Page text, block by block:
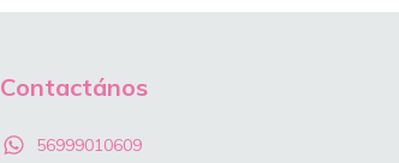
Contactános
56999010609